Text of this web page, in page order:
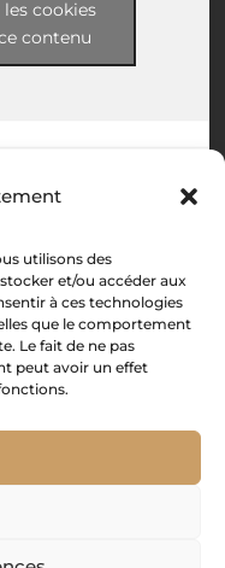
utilisons des
et/ou accéder aux
à ces technologies
que le comportement
Le fait de ne pas
peut avoir un effet
cookies
contenu